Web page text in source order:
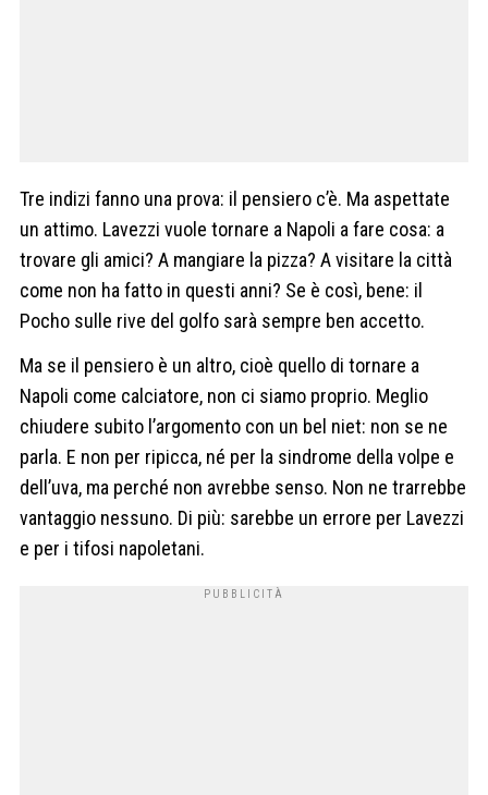
Tre indizi fanno una prova: il pensiero c’è. Ma aspettate
un attimo. Lavezzi vuole tornare a Napoli a fare cosa: a
trovare gli amici? A mangiare la pizza? A visitare la città
come non ha fatto in questi anni? Se è così, bene: il
Pocho sulle rive del golfo sarà sempre ben accetto.
Ma se il pensiero è un altro, cioè quello di tornare a
Napoli come calciatore, non ci siamo proprio. Meglio
chiudere subito l’argomento con un bel niet: non se ne
parla. E non per ripicca, né per la sindrome della volpe e
dell’uva, ma perché non avrebbe senso. Non ne trarrebbe
vantaggio nessuno. Di più: sarebbe un errore per Lavezzi
e per i tifosi napoletani.